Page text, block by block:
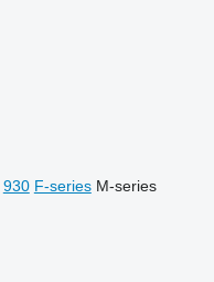
930 F-series M-series